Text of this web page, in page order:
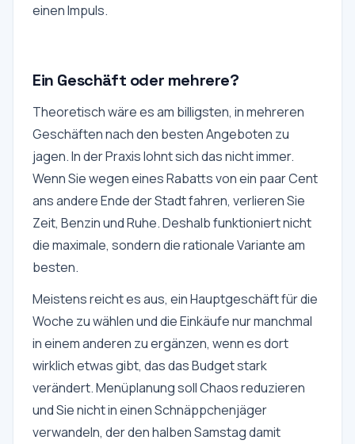
einen Impuls.
Ein Geschäft oder mehrere?
Theoretisch wäre es am billigsten, in mehreren
Geschäften nach den besten Angeboten zu
jagen. In der Praxis lohnt sich das nicht immer.
Wenn Sie wegen eines Rabatts von ein paar Cent
ans andere Ende der Stadt fahren, verlieren Sie
Zeit, Benzin und Ruhe. Deshalb funktioniert nicht
die maximale, sondern die rationale Variante am
besten.
Meistens reicht es aus, ein Hauptgeschäft für die
Woche zu wählen und die Einkäufe nur manchmal
in einem anderen zu ergänzen, wenn es dort
wirklich etwas gibt, das das Budget stark
verändert. Menüplanung soll Chaos reduzieren
und Sie nicht in einen Schnäppchenjäger
verwandeln, der den halben Samstag damit